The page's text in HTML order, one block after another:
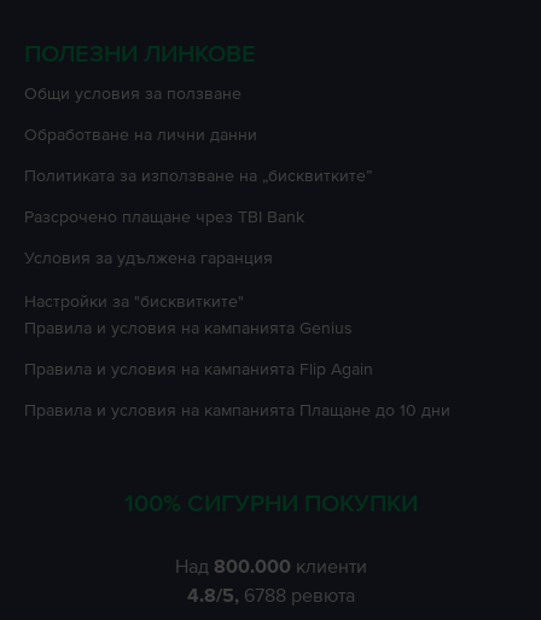
ПОЛЕЗНИ ЛИНКОВЕ
Oбщи условия за ползване
Oбработване на лични данни
Политиката за използване на „бисквитките”
Разсрочено плащане чрез TBI Bank
Условия за удължена гаранция
Настройки за "бисквитките"
Правила и условия на кампанията Genius
Правила и условия на кампанията Flip Again
Правила и условия на кампанията Плащане до 10 дни
100% СИГУРНИ ПОКУПКИ
Над 800.000 клиенти
4.8/5, 6788 ревюта